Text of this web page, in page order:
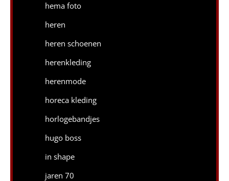
hema foto
heren
heren schoenen
herenkleding
herenmode
horeca kleding
horlogebandjes
hugo boss
in shape
jaren 70